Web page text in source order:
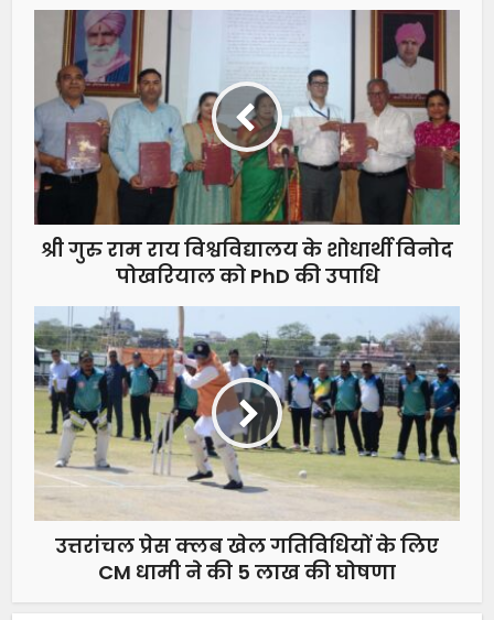
श्री गुरु राम राय विश्वविद्यालय के शोधार्थी विनोद
पोखरियाल को PhD की उपाधि
उत्तरांचल प्रेस क्लब खेल गतिविधियों के लिए
CM धामी ने की 5 लाख की घोषणा